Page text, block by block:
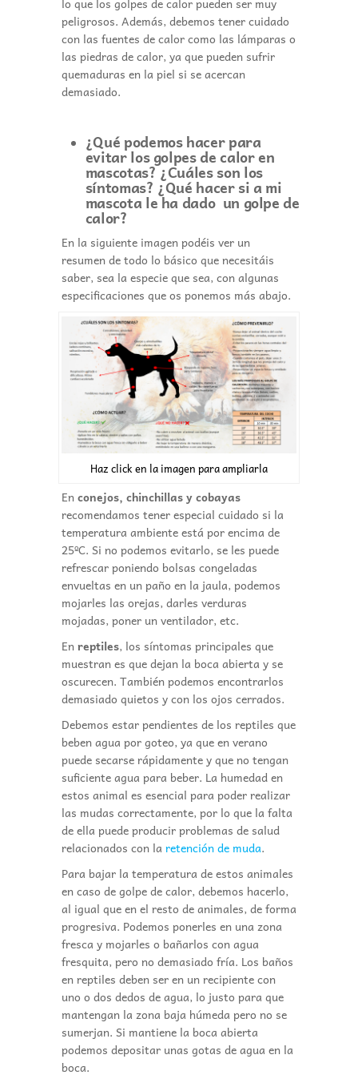
peligrosos. Además, debemos tener cuidado
con las fuentes de calor como las lámparas o
las piedras de calor, ya que pueden sufrir
quemaduras en la piel si se acercan
demasiado.
¿Qué podemos hacer para
evitar los golpes de calor en
mascotas? ¿Cuáles son los
síntomas? ¿Qué hacer si a mi
mascota le ha dado un golpe de
calor?
En la siguiente imagen podéis ver un
resumen de todo lo básico que necesitáis
saber, sea la especie que sea, con algunas
especificaciones que os ponemos más abajo.
Haz click en la imagen para ampliarla
Enconejos, chinchillas y cobayas
recomendamos tener especial cuidado si la
temperatura ambiente está por encima de
25ºC. Si no podemos evitarlo, se les puede
refrescar poniendo bolsas congeladas
envueltas en un paño en la jaula, podemos
mojarles las orejas, darles verduras
mojadas, poner un ventilador, etc.
Enreptiles, los síntomas principales que
muestran es que dejan la boca abierta y se
oscurecen. También podemos encontrarlos
demasiado quietos y con los ojos cerrados.
Debemos estar pendientes de los reptiles que
beben agua por goteo, ya que en verano
puede secarse rápidamente y que no tengan
suficiente agua para beber. La humedad en
estos animal es esencial para poder realizar
las mudas correctamente, por lo que la falta
de ella puede producir problemas de salud
relacionados con la retención de muda.
Para bajar la temperatura de estos animales
en caso de golpe de calor, debemos hacerlo,
al igual que en el resto de animales, de forma
progresiva. Podemos ponerles en una zona
fresca y mojarles o bañarlos con agua
fresquita, pero no demasiado fría. Los baños
en reptiles deben ser en un recipiente con
uno o dos dedos de agua, lo justo para que
mantengan la zona baja húmeda pero no se
sumerjan. Si mantiene la boca abierta
podemos depositar unas gotas de agua en la
boca.